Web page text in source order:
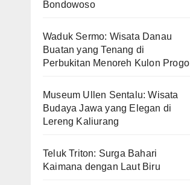
Bondowoso
Waduk Sermo: Wisata Danau
Buatan yang Tenang di
Perbukitan Menoreh Kulon Progo
Museum Ullen Sentalu: Wisata
Budaya Jawa yang Elegan di
Lereng Kaliurang
Teluk Triton: Surga Bahari
Kaimana dengan Laut Biru